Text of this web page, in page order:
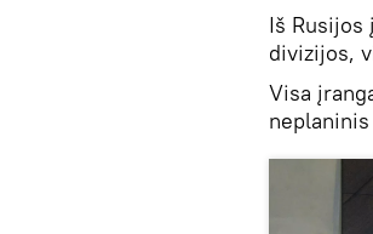
Iš
divizijos,
Visa